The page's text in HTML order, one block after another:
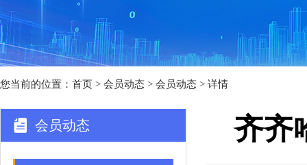
您当前的位置： 首页 > 会员动态 > 会员动态 > 详情
会员动态 齐齐